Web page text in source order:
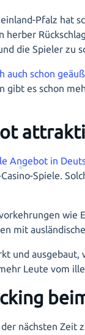
Pfalz hat
die Spieler zu
auch schon
gibt es schon
Angebot in
Spiele.
wie
mit
und
Leute vom
nächsten Zeit